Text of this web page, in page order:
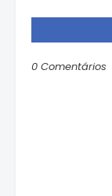
0 Comentários